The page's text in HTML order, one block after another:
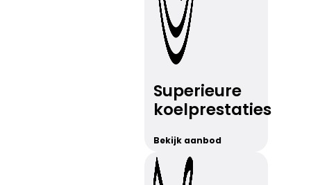
Superieure
koelprestaties
Bekijk aanbod